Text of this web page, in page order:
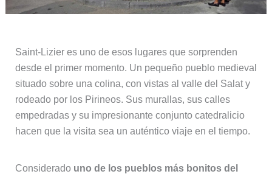
Saint-Lizier es uno de esos lugares que sorprenden
desde el primer momento. Un pequeño pueblo medieval
situado sobre una colina, con vistas al valle del Salat y
rodeado por los Pirineos. Sus murallas, sus calles
empedradas y su impresionante conjunto catedralicio
hacen que la visita sea un auténtico viaje en el tiempo.
Considerado uno de los pueblos más bonitos del